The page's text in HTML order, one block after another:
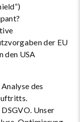
der EU
den USA
des
Unser